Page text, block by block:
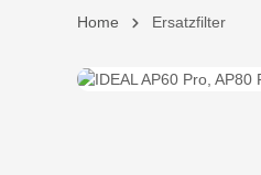
Home Ersatzfilter
Bildergalerie überspringen